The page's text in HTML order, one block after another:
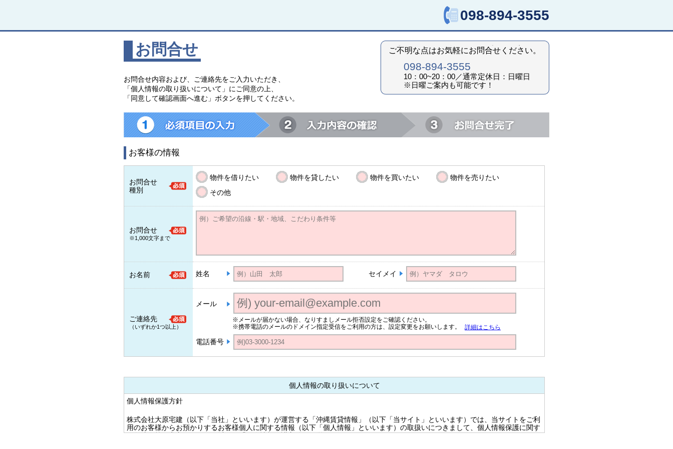
098-894-3555
お問合せ ご不明な点はお気軽にお問合せください。
098-894-3555
10：00~20：00／通常定休日：日曜日
※日曜ご案内も可能です！
お問合せ内容および、ご連絡先をご入力いただき、
「個人情報の取り扱いについて」にご同意の上、
「同意して確認画面へ進む」ボタンを押してください。
お客様の情報
お問合せ
種別
物件を借りたい 物件を貸したい 物件を買いたい
物件を売りたい
その他
お問合せ
※1,000文字まで
お名前 姓名 セイメイ
ご連絡先
（いずれか1つ以上）
メール
※メールが届かない場合、なりすましメール拒否設定をご確認ください。
※携帯電話のメールのドメイン指定受信をご利用の方は、設定変更をお願いします。
詳細はこちら
電話番号
個人情報の取り扱いについて
個人情報保護方針
株式会社大原宅建（以下「当社」といいます）が運営する「沖縄賃貸情報」（以下「当サイト」といいます）では、当サイトをご利
用のお客様からお預かりするお客様個人に関する情報（以下「個人情報」といいます）の取扱いにつきまして、個人情報保護に関す
る各法令等を遵守するほか、以下の「個人情報保護方針」に従うものとします。